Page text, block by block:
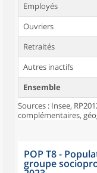
Employés
Ouvriers
Retraités
Autres inactifs
Ensemble
Sources : Insee,
complémentaires,
POP T8 -
groupe